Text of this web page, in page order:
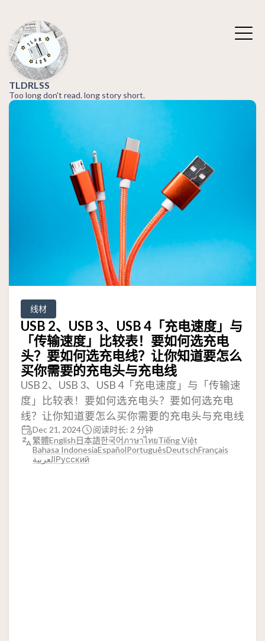
TLDRLSS
Too long don't read. long story short.
线材
USB 2、USB 3、USB 4「充电速度」与
「传输速度」比较表！要如何选充电
头？要如何选充电线？让你知道要怎么
买你需要的充电头与充电线
USB 2、USB 3、USB 4「充电速度」与「传输速
度」比较表！要如何选充电头？要如何选充电
线？让你知道要怎么买你需要的充电头与充电线
Dec 21, 2024
阅读时长: 2 分钟
繁體English日本語한국어ภาษาไทยTiếng Việt
Bahasa IndonesiaEspañolPortuguêsDeutschFrançais
العربيةРусский